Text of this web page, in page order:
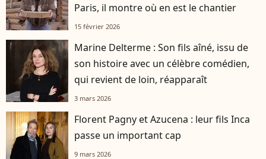
Paris, il montre où en est le chantier
15 février 2026
Marine Delterme : Son fils aîné, issu de
son histoire avec un célèbre comédien,
qui revient de loin, réapparaît
3 mars 2026
Florent Pagny et Azucena : leur fils Inca
passe un important cap
9 mars 2026